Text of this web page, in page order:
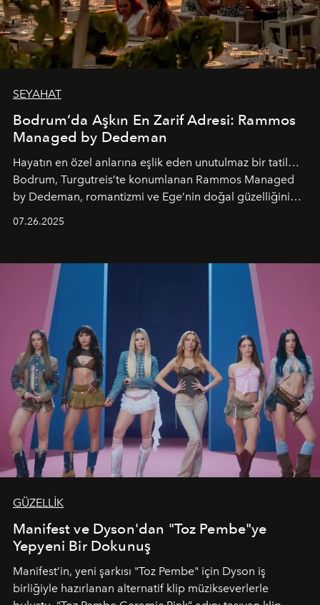
SEYAHAT
Bodrum’da Aşkın En Zarif Adresi: Rammos
Managed by Dedeman
Hayatın en özel anlarına eşlik eden unutulmaz bir tatil…
Bodrum, Turgutreis’te konumlanan Rammos Managed
by Dedeman, romantizmi ve Ege’nin doğal güzelliğini
07.26.2025
GÜZELLİK
Manifest ve Dyson'dan "Toz Pembe"ye
Yepyeni Bir Dokunuş
Manifest’in, yeni şarkısı "Toz Pembe" için Dyson iş
birliğiyle hazırlanan alternatif klip müzikseverlerle